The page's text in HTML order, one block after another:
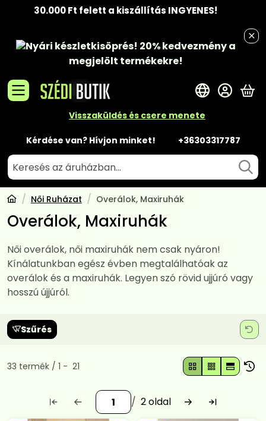
30.000 Ft felett a kiszállítás INGYENES!
Nyári készletkisöprés! 20% kedvezménya
megjelölt termékekre!
Visszaküldés és csere menete
Kérdése van? Hívjon minket! +36303317787
A
Női Ruházat Overálok, Maxiruhák
Overálok, Maxiruhák
Női overálok, női maxiruhák nem csak nyáron!
Kínálatunkban egész évben megtalálhatóak az
overálok és a maxiruhák. Legyen szó rövid ujjúró vagy
hosszú újjúról.
Szűrés
Összes termék a kategóriában
33 termék 1 21
2